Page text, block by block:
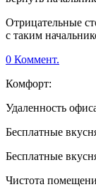
Отрицательные
с таким
0 Коммент.
Комфорт:
Удаленность
Бесплатные
Бесплатные
Чистота